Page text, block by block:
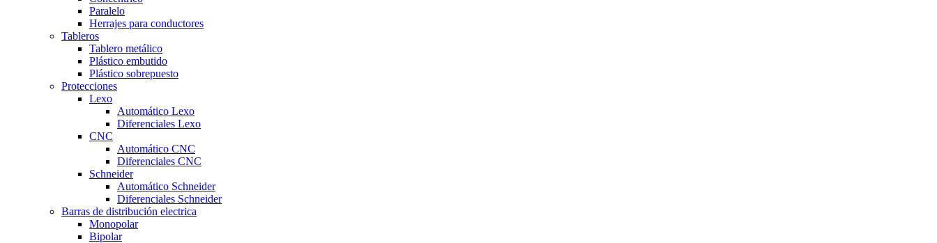
Paralelo
Herrajes para conductores
Tableros
Tablero metálico
Plástico embutido
Plástico sobrepuesto
Protecciones
Lexo
Automático Lexo
Diferenciales Lexo
CNC
Automático CNC
Diferenciales CNC
Schneider
Automático Schneider
Diferenciales Schneider
Barras de distribución electrica
Monopolar
Bipolar